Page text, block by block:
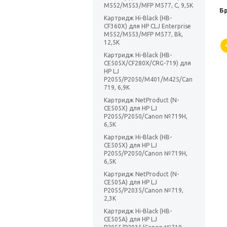
M552/M553/MFP M577, C, 9,5K
Картридж Hi-Black (HB-
CF360X) для HP CLJ Enterprise
M552/M553/MFP M577, Bk,
12,5K
Картридж Hi-Black (HB-
CE505X/CF280X/CRG-719) для
HP LJ
P2055/P2050/M401/M425/Can
719, 6,9K
Картридж NetProduct (N-
CE505X) для HP LJ
P2055/P2050/Canon №719H,
6,5K
Картридж Hi-Black (HB-
CE505X) для HP LJ
P2055/P2050/Canon №719H,
6,5K
Картридж NetProduct (N-
CE505A) для HP LJ
P2055/P2035/Canon №719,
2,3K
Картридж Hi-Black (HB-
CE505A) для HP LJ